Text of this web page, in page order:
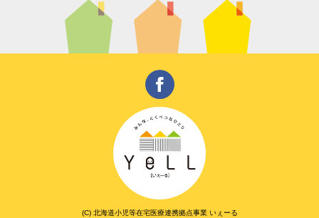
(C) 北海道小児等在宅医療連携拠点事業 いぇーる